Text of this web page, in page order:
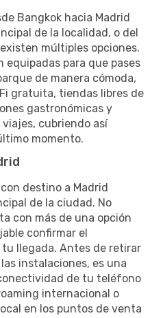
Bangkok hacia Madrid
de la localidad, o del
múltiples opciones.
equipadas para que pases
de manera cómoda,
gratuita, tiendas libres de
gastronómicas y
cubriendo así
momento.
destino a Madrid
de la ciudad. No
con más de una opción
confirmar el
llegada. Antes de retirar
instalaciones, es una
de tu teléfono
internacional o
en los puntos de venta